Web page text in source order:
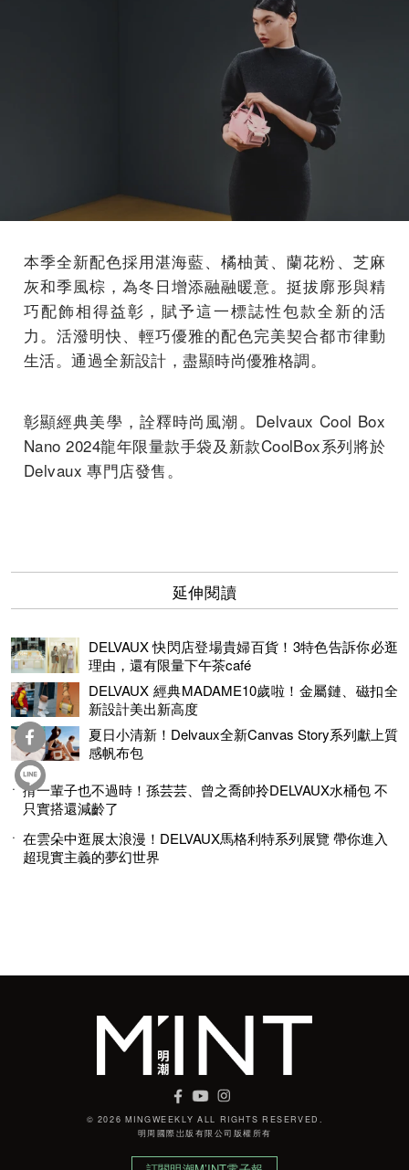
本季全新配色採用湛海藍、橘柚黃、蘭花粉、芝麻
灰和季風棕，為冬日增添融融暖意。挺拔廓形與精
巧配飾相得益彰，賦予這一標誌性包款全新的活
力。活潑明快、輕巧優雅的配色完美契合都市律動
生活。通過全新設計，盡顯時尚優雅格調。
彰顯經典美學，詮釋時尚風潮。Delvaux Cool Box
Nano 2024龍年限量款手袋及新款CoolBox系列將於
Delvaux 專門店發售。
延伸閱讀
DELVAUX 快閃店登場貴婦百貨！3特色告訴你必逛
理由，還有限量下午茶café
DELVAUX 經典MADAME10歲啦！金屬鏈、磁扣全
新設計美出新高度
夏日小清新！Delvaux全新Canvas Story系列獻上質
感帆布包
揹一輩子也不過時！孫芸芸、曾之喬帥拎DELVAUX水桶包 不
只實搭還減齡了
在雲朵中逛展太浪漫！DELVAUX馬格利特系列展覽 帶你進入
超現實主義的夢幻世界
© 2026 MINGWEEKLY ALL RIGHTS RESERVED.
明周國際岀版有限公司版權所有